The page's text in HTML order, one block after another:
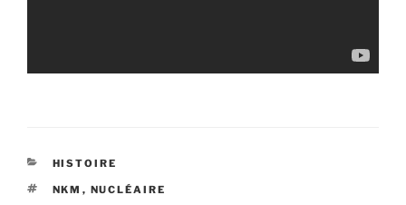
CATÉGORIES
HISTOIRE
ÉTIQUETTES
NKM , NUCLÉAIRE